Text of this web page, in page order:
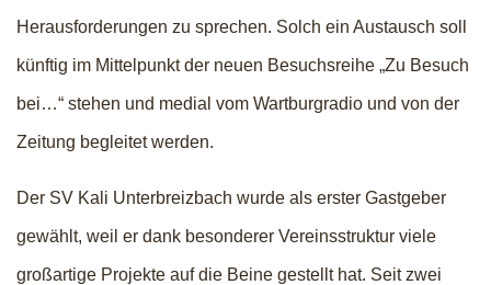
Herausforderungen zu sprechen. Solch ein Austausch soll
künftig im Mittelpunkt der neuen Besuchsreihe „Zu Besuch
bei…“ stehen und medial vom Wartburgradio und von der
Zeitung begleitet werden.
Der SV Kali Unterbreizbach wurde als erster Gastgeber
gewählt, weil er dank besonderer Vereinsstruktur viele
großartige Projekte auf die Beine gestellt hat. Seit zwei